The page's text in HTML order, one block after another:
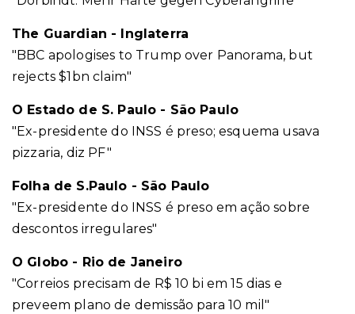
The Guardian - Inglaterra
"BBC apologises to Trump over Panorama, but
rejects $1bn claim"
O Estado de S. Paulo - São Paulo
"Ex-presidente do INSS é preso; esquema usava
pizzaria, diz PF"
Folha de S.Paulo - São Paulo
"Ex-presidente do INSS é preso em ação sobre
descontos irregulares"
O Globo - Rio de Janeiro
"Correios precisam de R$ 10 bi em 15 dias e
preveem plano de demissão para 10 mil"